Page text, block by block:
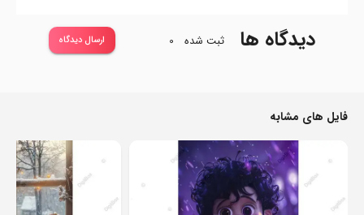
دیدگاه ها ثبت شده 0 ارسال دیدگاه
فایل های مشابه